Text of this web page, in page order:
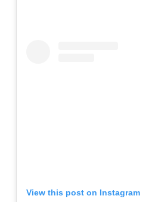
View this post on Instagram